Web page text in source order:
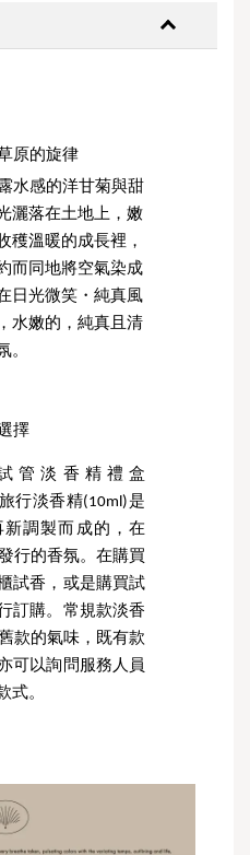
原的旋律
水感的洋甘菊與甜
灑落在土地上，嫩
穫溫暖的成長裡，
而同地將空氣染成
日光微笑・純真風
水嫩的，純真且清
。
擇
管淡香精禮盒
行淡香精(10ml)是
調製而成的，在
行的香氛。在購買
試香，或是購買試
訂購。常規款淡香
款的氣味，既有款
可以詢問服務人員
式。